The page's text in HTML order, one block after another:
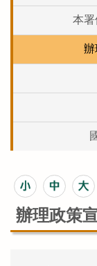
本
辦
辦理政策